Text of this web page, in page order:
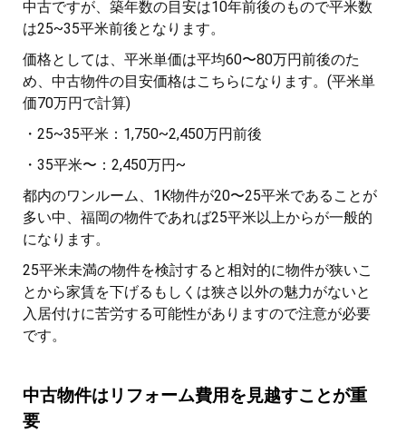
中古ですが、築年数の目安は10年前後のもので平米数
は25~35平米前後となります。
価格としては、平米単価は平均60〜80万円前後のた
め、中古物件の目安価格はこちらになります。(平米単
価70万円で計算)
・25~35平米：1,750~2,450万円前後
・35平米〜：2,450万円~
都内のワンルーム、1K物件が20〜25平米であることが
多い中、福岡の物件であれば25平米以上からが一般的
になります。
25平米未満の物件を検討すると相対的に物件が狭いこ
とから家賃を下げるもしくは狭さ以外の魅力がないと
入居付けに苦労する可能性がありますので注意が必要
です。
中古物件はリフォーム費用を見越すことが重
要